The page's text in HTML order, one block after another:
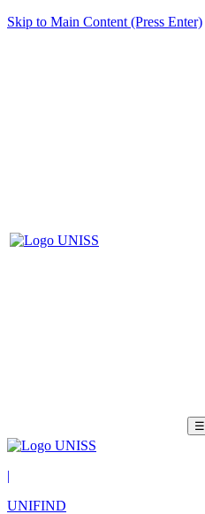
Skip to Main Content (Press Enter)
☰
|
UNIFIND